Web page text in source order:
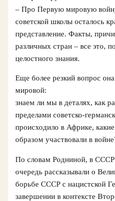
– Про Первую мировую
советской школы осталось
представление. Факты,
различных стран – все это,
целостного знания.
Еще более резкий вопрос
мировой:
знаем ли мы в деталях, как
пределами советско-
происходило в Африке,
образом участвовали в
По словам Родниной, в
очередь рассказывали о
борьбе СССР с нацистской
завершении в контексте